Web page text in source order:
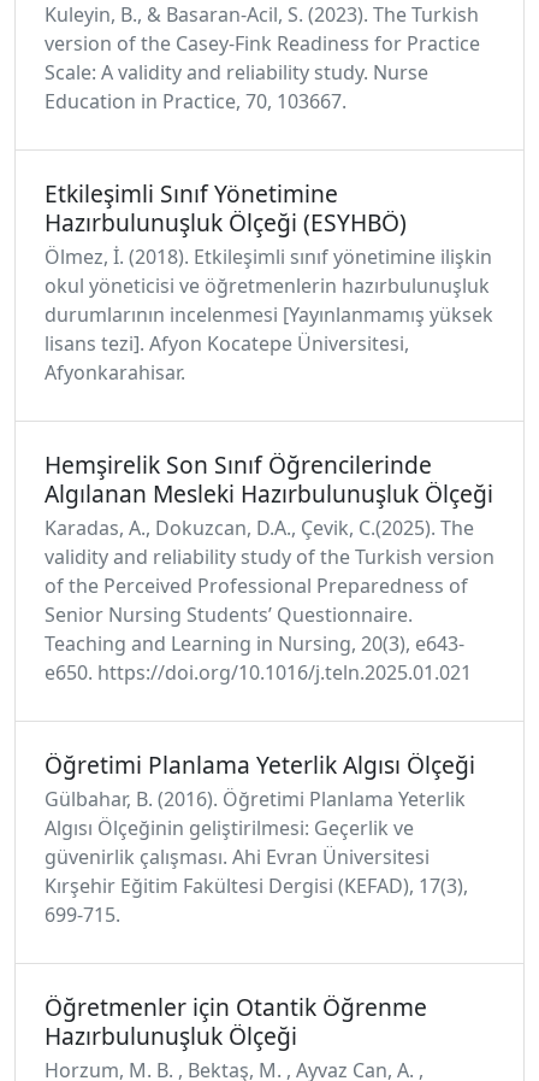
Kuleyin, B., & Basaran-Acil, S. (2023). The Turkish
version of the Casey-Fink Readiness for Practice
Scale: A validity and reliability study. Nurse
Education in Practice, 70, 103667.
Etkileşimli Sınıf Yönetimine
Hazırbulunuşluk Ölçeği (ESYHBÖ)
Ölmez, İ. (2018). Etkileşimli sınıf yönetimine ilişkin
okul yöneticisi ve öğretmenlerin hazırbulunuşluk
durumlarının incelenmesi [Yayınlanmamış yüksek
lisans tezi]. Afyon Kocatepe Üniversitesi,
Afyonkarahisar.
Hemşirelik Son Sınıf Öğrencilerinde
Algılanan Mesleki Hazırbulunuşluk Ölçeği
Karadas, A., Dokuzcan, D.A., Çevik, C.(2025). The
validity and reliability study of the Turkish version
of the Perceived Professional Preparedness of
Senior Nursing Students’ Questionnaire.
Teaching and Learning in Nursing, 20(3), e643-
e650. https://doi.org/10.1016/j.teln.2025.01.021
Öğretimi Planlama Yeterlik Algısı Ölçeği
Gülbahar, B. (2016). Öğretimi Planlama Yeterlik
Algısı Ölçeğinin geliştirilmesi: Geçerlik ve
güvenirlik çalışması. Ahi Evran Üniversitesi
Kırşehir Eğitim Fakültesi Dergisi (KEFAD), 17(3),
699-715.
Öğretmenler için Otantik Öğrenme
Hazırbulunuşluk Ölçeği
Horzum, M. B. , Bektaş, M. , Ayvaz Can, A. ,